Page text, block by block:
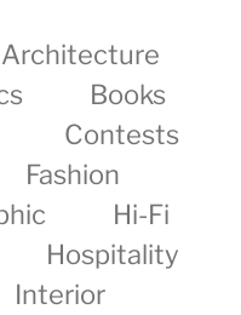
Architecture
Books
Contests
Fashion
Hi-Fi
Hospitality
Interior